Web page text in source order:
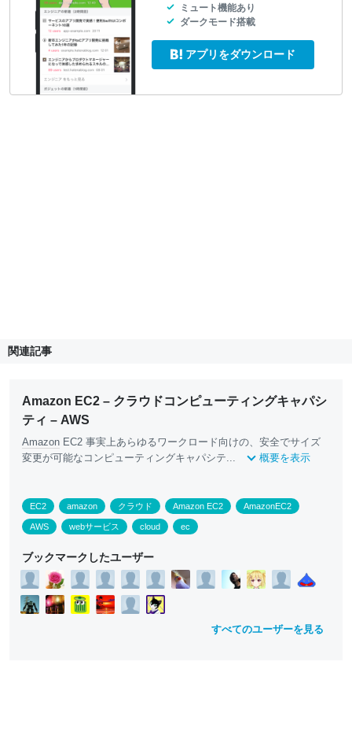
ミュート機能あり
ダークモード搭載
アプリをダウンロード
関連記事
Amazon EC2 – クラウドコンピューティングキャパシ
ティ – AWS
Amazon EC2 事実上あらゆるワークロード向けの、安全でサイズ
変更が可能なコンピューティングキャパシテ...
概要を表示
EC2 amazon クラウド Amazon EC2 AmazonEC2
AWS webサービス cloud ec
ブックマークしたユーザー
すべてのユーザーを見る